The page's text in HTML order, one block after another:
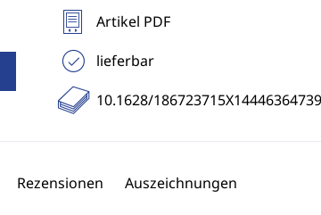
Artikel PDF
lieferbar
10.1628/
Rezensionen Auszeichnungen